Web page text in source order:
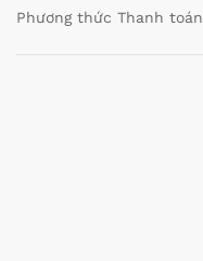
Phương thức Thanh toán